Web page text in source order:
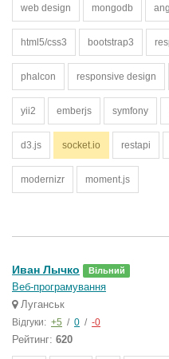
web design mongodb
html5/css3 bootstrap3
phalcon responsive design
yii2 emberjs symfony
d3.js socket.io restapi
modernizr moment.js
Иван Лычко Вільний
Веб-програмування
Луганськ
Відгуки: +5 / 0 / -0
Рейтинг: 620